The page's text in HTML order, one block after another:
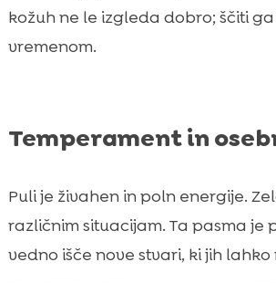
kožuh ne le izgleda dobro; ščiti
vremenom.
Temperament in
Puli je živahen in poln energije.
različnim situacijam. Ta pasma je
vedno išče nove stvari, ki jih lahko